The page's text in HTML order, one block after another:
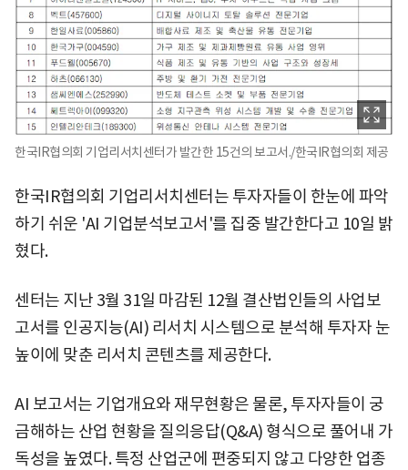
한국IR협의회 기업리서치센터가 발간한 15건의 보고서./한국IR협의회 제공
한국IR협의회 기업리서치센터는 투자자들이 한눈에 파악
하기 쉬운 'AI 기업분석보고서'를 집중 발간한다고 10일 밝
혔다.
센터는 지난 3월 31일 마감된 12월 결산법인들의 사업보
고서를 인공지능(AI) 리서치 시스템으로 분석해 투자자 눈
높이에 맞춘 리서치 콘텐츠를 제공한다.
AI 보고서는 기업개요와 재무현황은 물론, 투자자들이 궁
금해하는 산업 현황을 질의응답(Q&A) 형식으로 풀어내 가
독성을 높였다. 특정 산업군에 편중되지 않고 다양한 업종